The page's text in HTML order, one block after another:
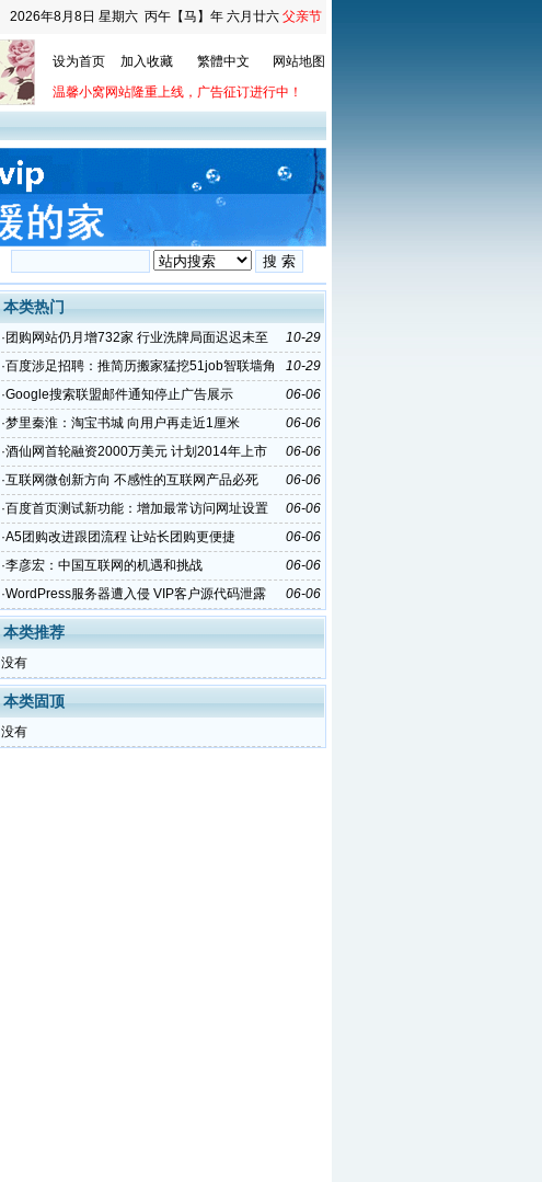
2026年8月8日 星期六 丙午【马】年 六月廿六 父亲节
设为首页 加入收藏 繁體中文
网站地图
温馨小窝网站隆重上线，广告征订进行中！
本类热门
10-29
· 团购网站仍月增732家 行业洗牌局面迟迟未至
10-29
·百度涉足招聘：推简历搬家猛挖51job智联墙角
06-06
·Google搜索联盟邮件通知停止广告展示
06-06
·梦里秦淮：淘宝书城 向用户再走近1厘米
06-06
·酒仙网首轮融资2000万美元 计划2014年上市
06-06
·互联网微创新方向 不感性的互联网产品必死
06-06
·百度首页测试新功能：增加最常访问网址设置
06-06
·A5团购改进跟团流程 让站长团购更便捷
06-06
·李彦宏：中国互联网的机遇和挑战
06-06
·WordPress服务器遭入侵 VIP客户源代码泄露
本类推荐
没有
本类固顶
没有